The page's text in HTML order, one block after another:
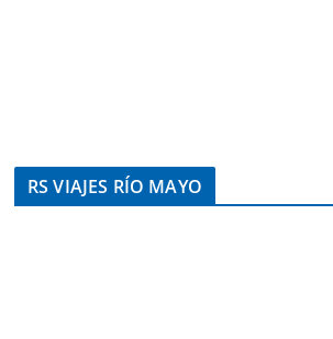
RS VIAJES RÍO MAYO